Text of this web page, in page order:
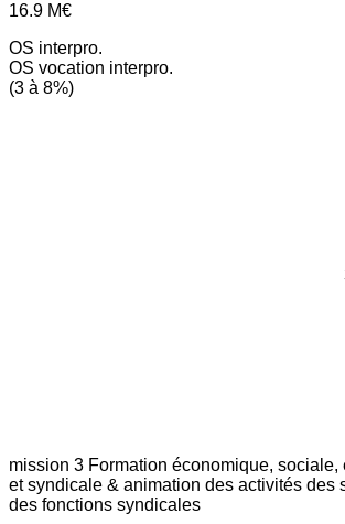
16.9 M€
OS interpro.
OS vocation interpro.
(3 à 8%)
mission 3 Formation économique,
et syndicale & animation des activités des
des fonctions syndicales